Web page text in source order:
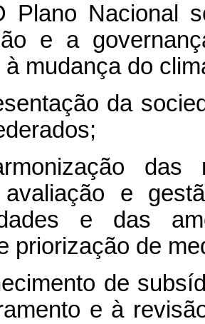
Nacional
e a
mudança do
da
das
avaliação e
e das
priorização de
de
e à